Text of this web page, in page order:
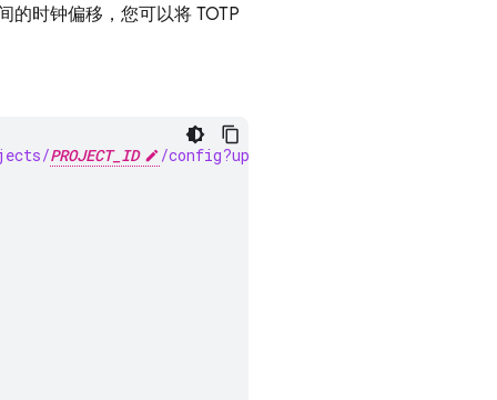
的时钟偏移，您可以将 TOTP
PROJECT_ID /config?updateMask=mfa" \